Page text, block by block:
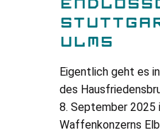
ULM5
Eigentlich geht es
des
8. September 2025
Waffenkonzerns